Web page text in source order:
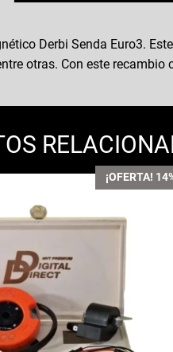
Derbi Senda Euro3.
otras. Con este
¡OFERTA!